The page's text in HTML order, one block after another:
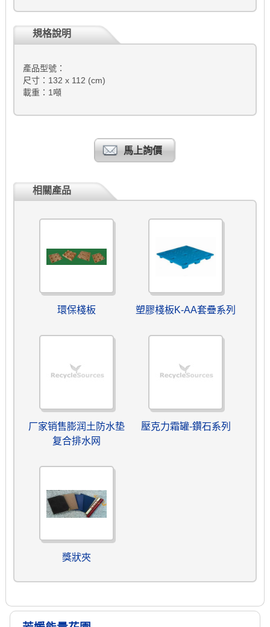
規格說明
產品型號：
尺寸：132 x 112 (cm)
載重：1噸
馬上詢價
相關產品
環保棧板 塑膠棧板K-AA套疊系列
厂家销售膨润土防水垫
复合排水网
壓克力霜罐-鑽石系列
獎狀夾